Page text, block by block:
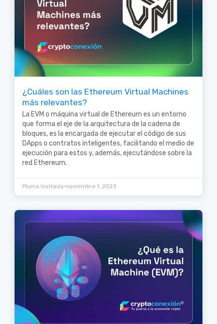
¿Cuáles son las Ethereum Virtual Machines
más relevantes?
La EVM o máquina virtual de Ethereum es un entorno
que forma el eje de la arquitectura de la cadena de
bloques, es la encargada de ejecutar el código de sus
DApps o contratos inteligentes, facilitando el medio de
ejecución para estos y, además, ejecutándose sobre la
red Ethereum.
Pluma Invitada•noviembre 1, 2023